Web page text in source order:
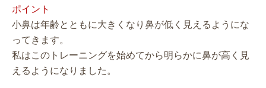
ポイント
小鼻は年齢とともに大きくなり鼻が低く見えるようにな
ってきます。
私はこのトレーニングを始めてから明らかに鼻が高く見
えるようになりました。